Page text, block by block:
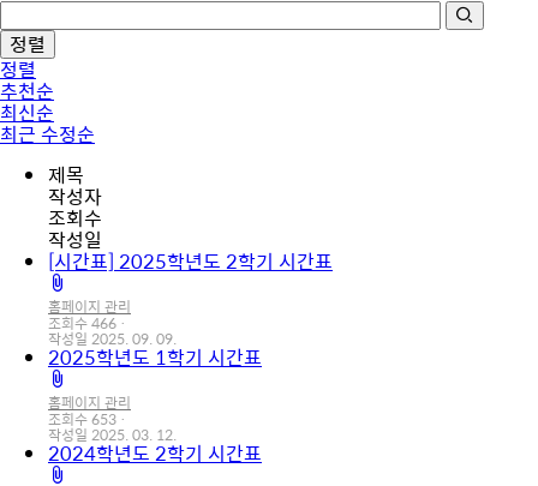
정렬
정렬
추천순
최신순
최근 수정순
제목
작성자
조회수
작성일
[시간표] 2025학년도 2학기 시간표
부
파
일
홈페이지 관리
조회수466
작성일 2025. 09. 09.
2025학년도 1학기 시간표
부
파
일
홈페이지 관리
조회수653
작성일 2025. 03. 12.
2024학년도 2학기 시간표